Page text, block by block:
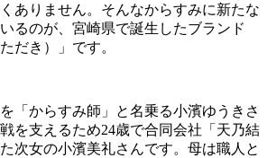
ありません。そんなからすみに新たな
るのが、宮崎県で誕生したブランド
だき）」です。
「からすみ師」と名乗る小濱ゆうきさ
を支えるため24歳で合同会社「天乃結
次女の小濱美礼さんです。母は職人と